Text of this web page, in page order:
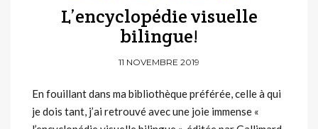
L’encyclopédie visuelle
bilingue!
11 NOVEMBRE 2019
En fouillant dans ma bibliothèque préférée, celle à qui
je dois tant, j’ai retrouvé avec une joie immense «